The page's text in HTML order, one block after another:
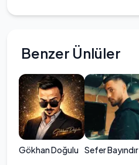
Benzer Ünlüler
Gökhan Doğulu Sefer Bayındır